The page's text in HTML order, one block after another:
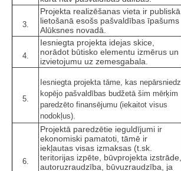
3.
Projekta realizēšanas vieta ir publiskā
lietošanā esošs pašvaldības īpašums
Alūksnes novadā.
4.
Iesniegta projekta idejas skice,
norādot būtisko elementu izmērus un
izvietojumu uz zemesgabala.
5.
Iesniegta projekta tāme, kas nepārsniedz
kopējo pašvaldības budžetā šim mērķim
paredzēto finansējumu (iekaitot visus
nodokļus).
6.
Projektā paredzētie ieguldījumi ir
ekonomiski pamatoti, tāmē ir
iekļautas visas izmaksas (t.sk.
teritorijas izpēte, būvprojekta izstrāde,
autoruzraudzība, būvuzraudzība, ja